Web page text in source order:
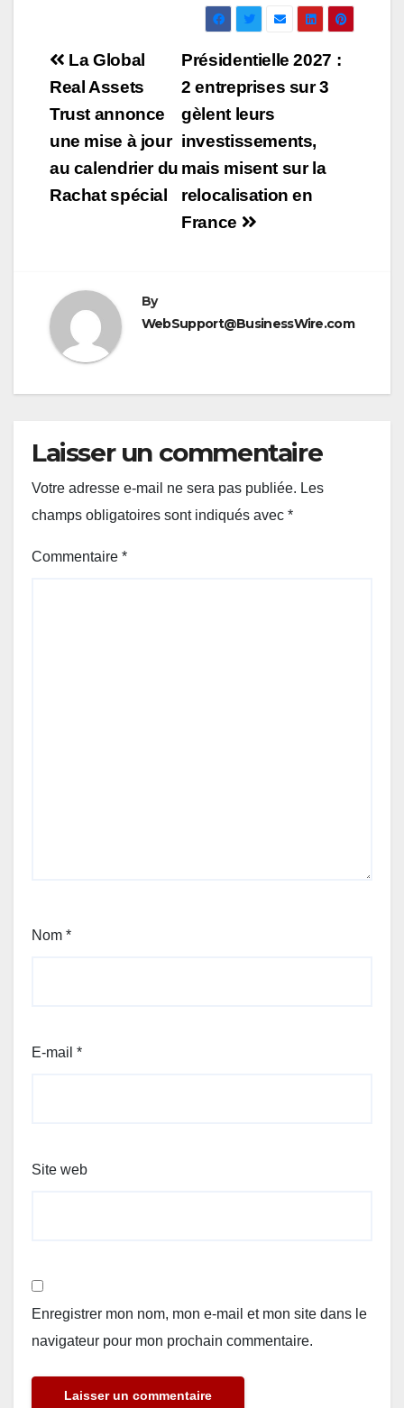
Navigation
de
l’article
Présidentielle 2027 :
2 entreprises sur 3
gèlent leurs
investissements,
mais misent sur la
relocalisation en
France
La Global
Real Assets
Trust annonce
une mise à jour
au calendrier du
Rachat spécial
By
WebSupport@BusinessWire.com
Laisser un commentaire
Votre adresse e-mail ne sera pas publiée. Les
champs obligatoires sont indiqués avec *
Commentaire *
Nom *
E-mail *
Site web
Enregistrer mon nom, mon e-mail et mon site dans le
navigateur pour mon prochain commentaire.